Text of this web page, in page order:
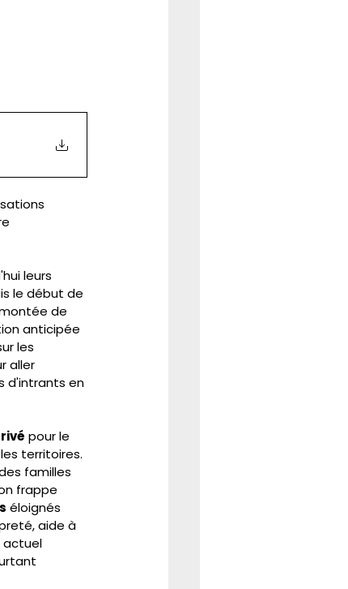
leurs
le début de
de
anticipée
les
aller
d'intrants en
pour le
territoires.
familles
frappe
éloignés
aide à
actuel